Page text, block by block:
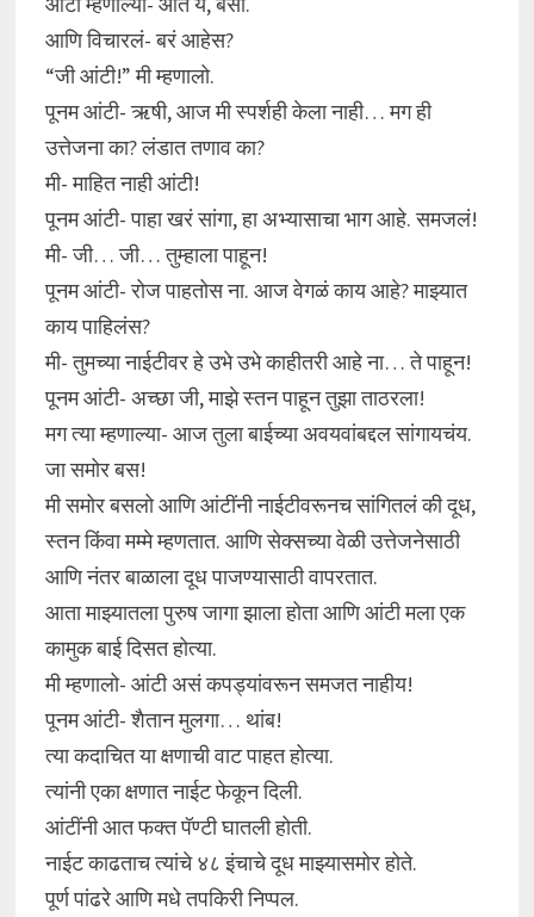
आणि विचारलं- बरं आहेस?
“जी आंटी!” मी म्हणालो.
पूनम आंटी- ऋषी, आज मी स्पर्शही केला नाही… मग ही
उत्तेजना का? लंडात तणाव का?
मी- माहित नाही आंटी!
पूनम आंटी- पाहा खरं सांगा, हा अभ्यासाचा भाग आहे. समजलं!
मी- जी… जी… तुम्हाला पाहून!
पूनम आंटी- रोज पाहतोस ना. आज वेगळं काय आहे? माझ्यात
काय पाहिलंस?
मी- तुमच्या नाईटीवर हे उभे उभे काहीतरी आहे ना… ते पाहून!
पूनम आंटी- अच्छा जी, माझे स्तन पाहून तुझा ताठरला!
मग त्या म्हणाल्या- आज तुला बाईच्या अवयवांबद्दल सांगायचंय.
जा समोर बस!
मी समोर बसलो आणि आंटींनी नाईटीवरूनच सांगितलं की दूध,
स्तन किंवा मम्मे म्हणतात. आणि सेक्सच्या वेळी उत्तेजनेसाठी
आणि नंतर बाळाला दूध पाजण्यासाठी वापरतात.
आता माझ्यातला पुरुष जागा झाला होता आणि आंटी मला एक
कामुक बाई दिसत होत्या.
मी म्हणालो- आंटी असं कपड्यांवरून समजत नाहीय!
पूनम आंटी- शैतान मुलगा… थांब!
त्या कदाचित या क्षणाची वाट पाहत होत्या.
त्यांनी एका क्षणात नाईट फेकून दिली.
आंटींनी आत फक्त पॅण्टी घातली होती.
नाईट काढताच त्यांचे ४८ इंचाचे दूध माझ्यासमोर होते.
पूर्ण पांढरे आणि मधे तपकिरी निप्पल.